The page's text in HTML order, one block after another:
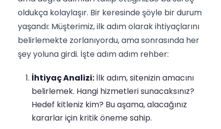
oldukça kolaylaşır. Bir keresinde şöyle bir durum
yaşandı: Müşterimiz, ilk adım olarak ihtiyaçlarını
belirlemekte zorlanıyordu, ama sonrasında her
şey yoluna girdi. İşte adım adım rehber:
İhtiyaç Analizi: İlk adım, sitenizin amacını
belirlemek. Hangi hizmetleri sunacaksınız?
Hedef kitleniz kim? Bu aşama, alacağınız
kararlar için kritik öneme sahip.